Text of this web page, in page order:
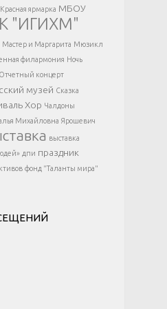
>
Красная ярмарка МБОУ
"ИГИХМ"
Мастер и Маргарита Мюзикл
филармония Ночь
Отчетный концерт
музей Сказка
Хор Чалдоны
Михайловна Ярошевич
выставка
дпи праздник
фонд "Таланты мира"